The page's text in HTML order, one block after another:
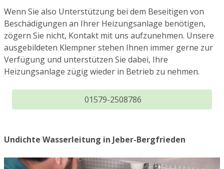
Wenn Sie also Unterstützung bei dem Beseitigen von
Beschädigungen an Ihrer Heizungsanlage benötigen,
zögern Sie nicht, Kontakt mit uns aufzunehmen. Unsere
ausgebildeten Klempner stehen Ihnen immer gerne zur
Verfügung und unterstützen Sie dabei, Ihre
Heizungsanlage zügig wieder in Betrieb zu nehmen.
01579-2508786
Undichte Wasserleitung in Jeber-Bergfrieden